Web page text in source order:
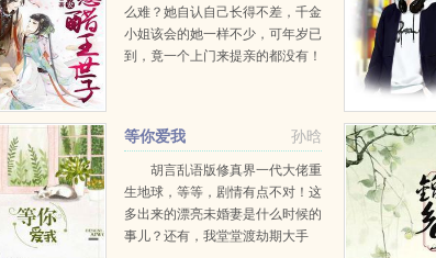
么难？她自认自己长得不差，千金
小姐该会的她一样不少，可年岁已
到，竟一个上门来提亲的都没有！
了，就他吧，也没得可挑...
孙晗
等你爱我
胡言乱语版修真界一代大佬重
生地球，等等，剧情有点不对！这
多出来的漂亮未婚妻是什么时候的
事儿？还有，我堂堂渡劫期大手